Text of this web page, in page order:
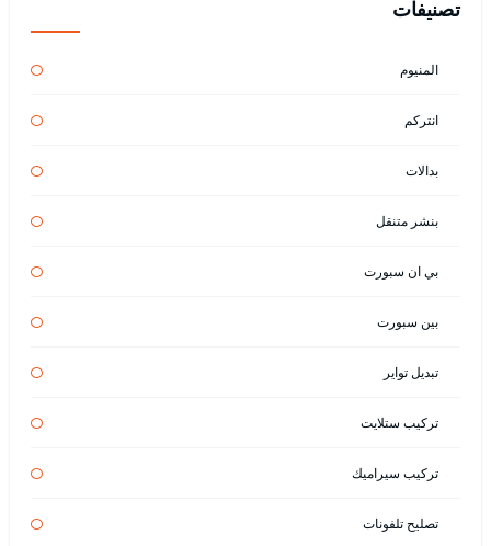
تصنيفات
المنيوم
انتركم
بدالات
بنشر متنقل
بي ان سبورت
بين سبورت
تبديل تواير
تركيب ستلايت
تركيب سيراميك
تصليح تلفونات